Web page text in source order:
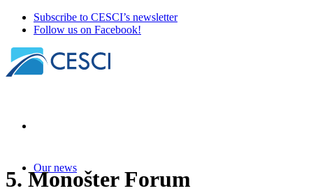
Subscribe to CESCI’s newsletter
Follow us on Facebook!
Our news
5. Monošter Forum